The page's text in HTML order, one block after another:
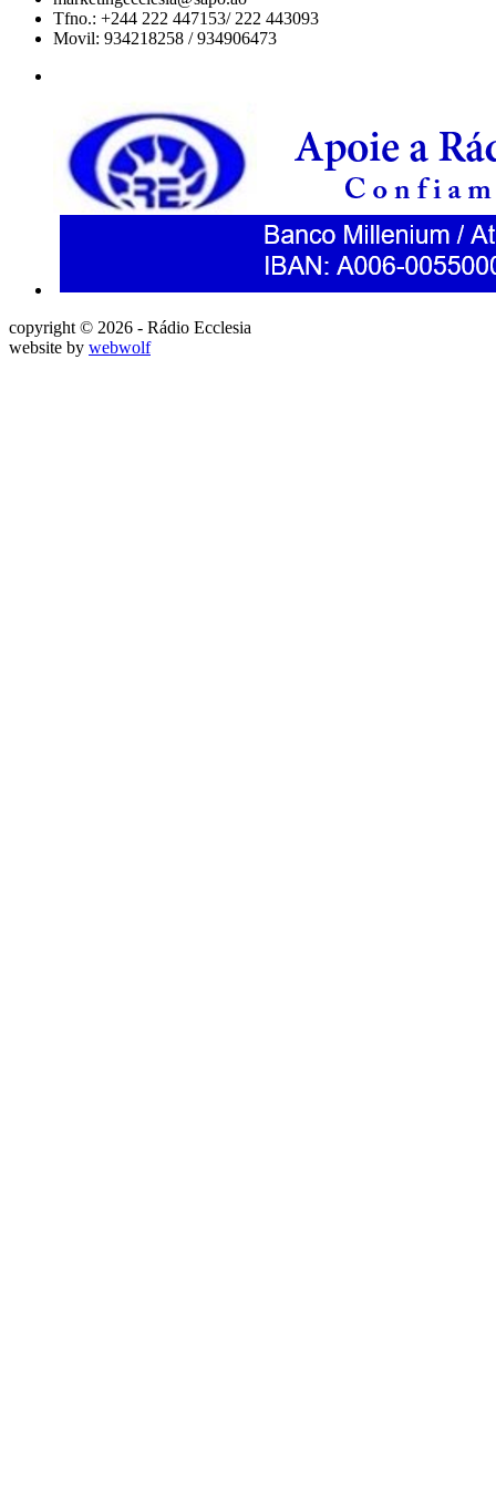
Tfno.: +244 222 447153/ 222 443093
Movil: 934218258 / 934906473
copyright © 2026 - Rádio Ecclesia
website by webwolf